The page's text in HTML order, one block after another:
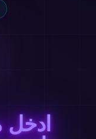
ادخل